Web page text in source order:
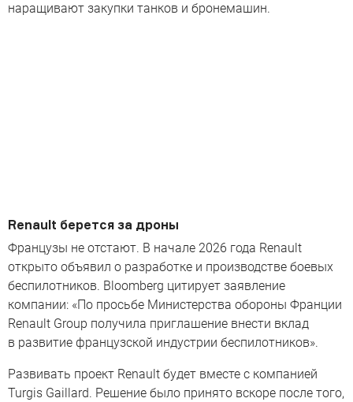
наращивают закупки танков и бронемашин.
Renault берется за дроны
Французы не отстают. В начале 2026 года Renault
открыто объявил о разработке и производстве боевых
беспилотников. Bloomberg цитирует заявление
компании: «По просьбе Министерства обороны Франции
Renault Group получила приглашение внести вклад
в развитие французской индустрии беспилотников».
Развивать проект Renault будет вместе с компанией
Turgis Gaillard. Решение было принято вскоре после того,